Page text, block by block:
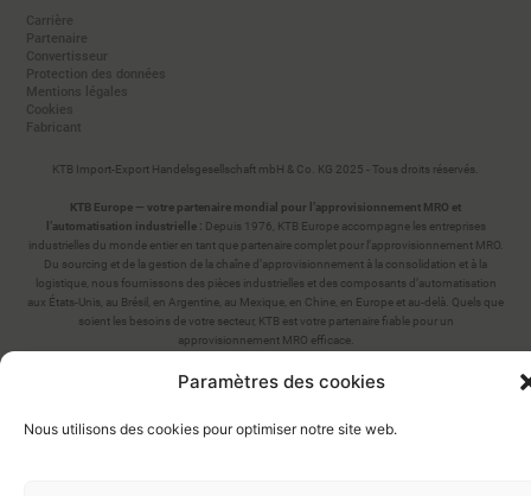
Paramètres des cookies
Nous utilisons des cookies pour optimiser notre site web.
Carrière
Partenaire
Convertisseur
Protection des données
Mentions légales
Cookies
Fabricant
KTB Import-Export Handelsgesellschaft mbH & Co. KG 2025 - Tous droits réservés.
KTB Europe — votre partenaire mondial pour l’approvisionnement MRO et
l’automatisation industrielle : Depuis 1976, KTB Europe accompagne les entreprises
industrielles du monde entier en tant que partenaire complet pour l’approvisionnement MRO.
Du sourcing et de la gestion de la chaîne d’approvisionnement à la consolidation et à la
logistique, nous fournissons des pièces industrielles et des composants d’automatisation
aux États-Unis, au Brésil, en Argentine, au Mexique, en Chine, en Europe et au-delà. Quels que
soient les besoins de votre secteur, KTB est votre partenaire fiable pour un
approvisionnement MRO efficace.
des moteurs de recherche (SEO)